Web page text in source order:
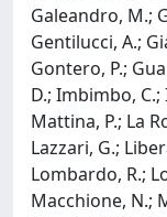
Galeandro, M.;
Gentilucci, A.;
Gontero, P.;
D.; Imbimbo,
Mattina, P.; La
Lazzari, G.;
Lombardo, R.;
Macchione, N.;